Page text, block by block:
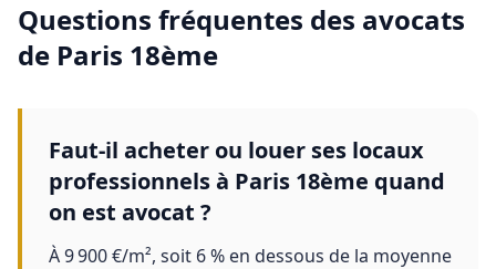
Questions fréquentes des avocats
de Paris 18ème
Faut-il acheter ou louer ses locaux
professionnels à Paris 18ème quand
on est avocat ?
À 9 900 €/m², soit 6 % en dessous de la moyenne